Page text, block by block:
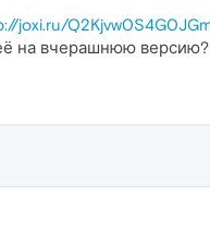
joxi.ru/
на вчерашнюю